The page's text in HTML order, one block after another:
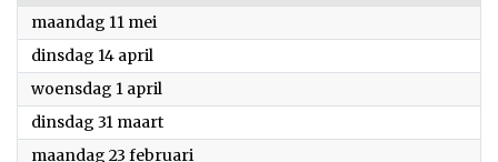
maandag 11 mei
dinsdag 14 april
woensdag 1 april
dinsdag 31 maart2026
maandag 23 februari